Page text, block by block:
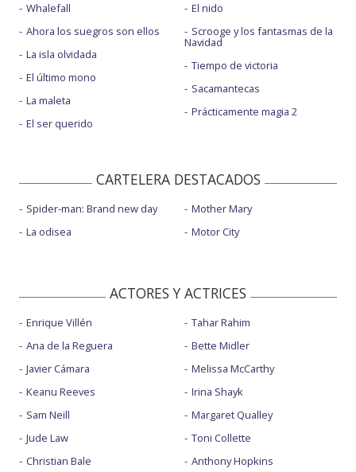
Whalefall
Ahora los suegros son ellos
La isla olvidada
El último mono
La maleta
El ser querido
El nido
Scrooge y los fantasmas de la
Navidad
Tiempo de victoria
Sacamantecas
Prácticamente magia 2
CARTELERA DESTACADOS
Spider-man: Brand new day
La odisea
Mother Mary
Motor City
ACTORES Y ACTRICES
Enrique Villén
Ana de la Reguera
Javier Cámara
Keanu Reeves
Sam Neill
Jude Law
Christian Bale
Tahar Rahim
Bette Midler
Melissa McCarthy
Irina Shayk
Margaret Qualley
Toni Collette
Anthony Hopkins